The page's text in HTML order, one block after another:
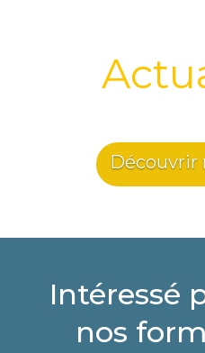
Découvrir
Intéressé
nos